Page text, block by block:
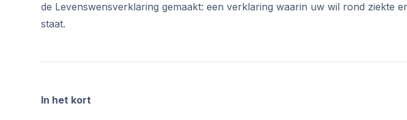
de Levenswensverklaring gemaakt: een verklaring waarin uw wil rond ziekte
staat.
In het kort